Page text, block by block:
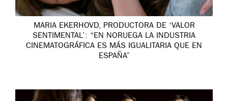
MARIA EKERHOVD, PRODUCTORA DE ‘VALOR
SENTIMENTAL’: “EN NORUEGA LA INDUSTRIA
CINEMATOGRÁFICA ES MÁS IGUALITARIA QUE EN
ESPAÑA”